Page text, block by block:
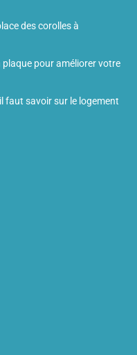
des corolles à
pour améliorer votre
faut savoir sur le logement